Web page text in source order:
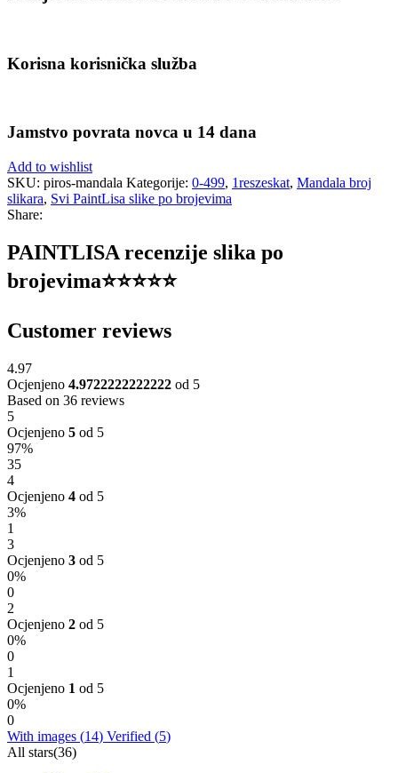
Korisna korisnička služba
Jamstvo povrata novca u 14 dana
Add to wishlist
SKU: piros-mandala Kategorije: 0-499, 1reszeskat, Mandala broj
slikara, Svi PaintLisa slike po brojevima
Share:
PAINTLISA recenzije slika po
brojevima⭐️⭐️⭐️⭐️⭐️
Customer reviews
4.97
Ocjenjeno 4.9722222222222 od 5
Based on 36 reviews
5
Ocjenjeno 5 od 5
97%
35
4
Ocjenjeno 4 od 5
3%
1
3
Ocjenjeno 3 od 5
0%
0
2
Ocjenjeno 2 od 5
0%
0
1
Ocjenjeno 1 od 5
0%
0
With images (14) Verified (5)
All stars(36)